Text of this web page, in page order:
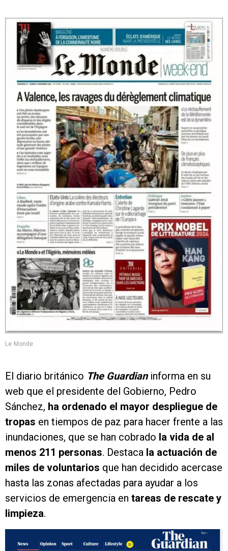
Le Monde
El diario británico The Guardianinforma en su
web que el presidente del Gobierno, Pedro
Sánchez, ha ordenado el mayor despliegue de
tropas en tiempos de paz para hacer frente a las
inundaciones, que se han cobrado la vida de al
menos 211 personas. Destaca la actuación de
miles de voluntarios que han decidido acercase
hasta las zonas afectadas para ayudar a los
servicios de emergencia en tareas de rescate y
limpieza.